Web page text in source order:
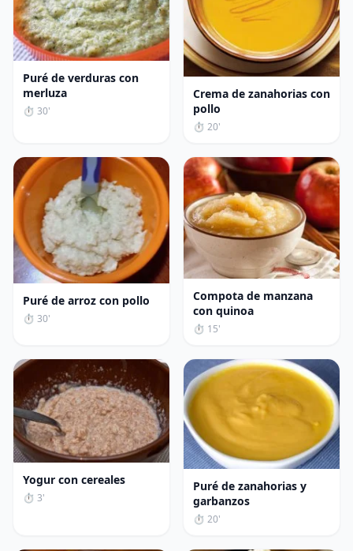
Puré de verduras con
merluza
⏱ 30'
Crema de zanahorias con
pollo
⏱ 20'
Puré de arroz con pollo
⏱ 30'
Compota de manzana
con quinoa
⏱ 15'
Yogur con cereales
⏱ 3'
Puré de zanahorias y
garbanzos
⏱ 20'